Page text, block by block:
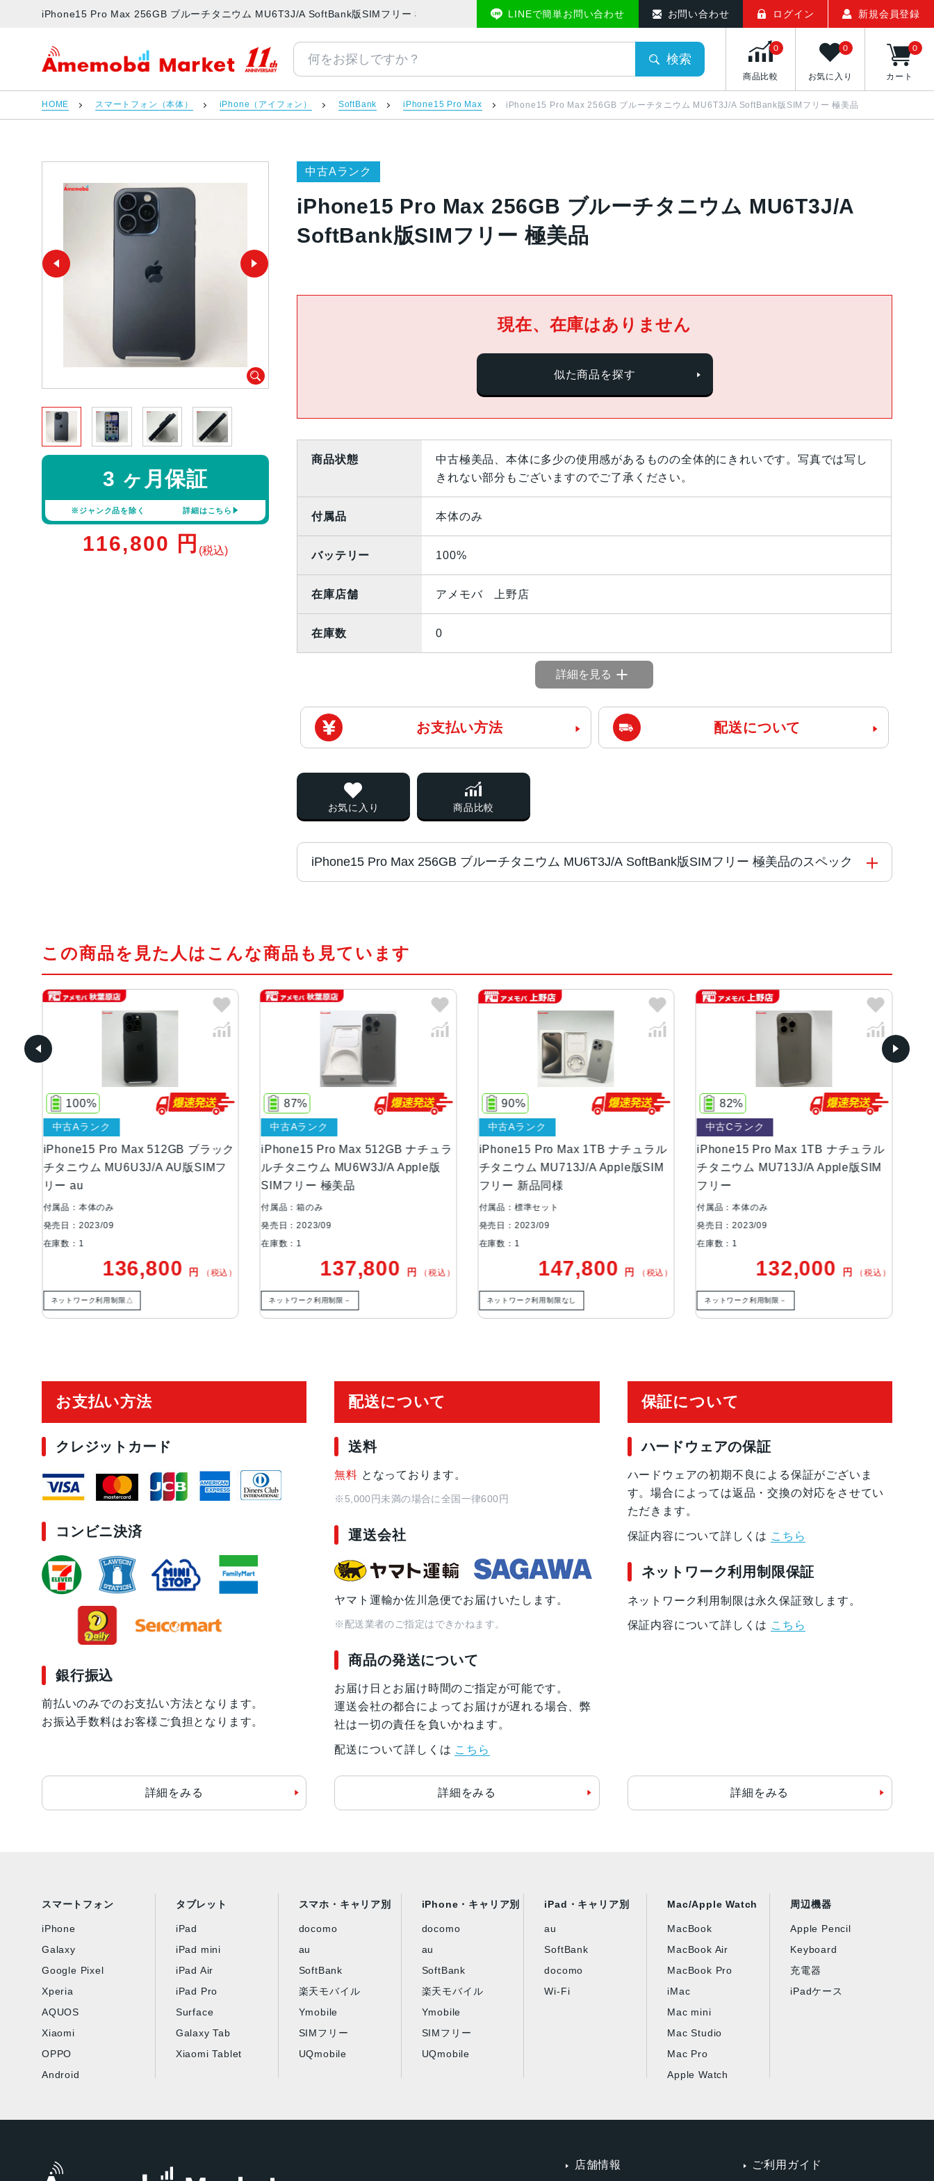
iPhone15 Pro Max 256GB ブルーチタニウム MU6T3J/A SoftBank版SIMフリー 極美品 | 中古スマホ販売のアメモバマーケット
LINEで簡単お問い合わせ お問い合わせ ログイン 新規会員登録
アメモバマーケット
検索
商品比較
0
お気に入り
0
カート
0
HOME スマートフォン（本体） iPhone（アイフォン） SoftBank iPhone15 Pro Max iPhone15 Pro Max 256GB ブルーチタニウム MU6T3J/A SoftBank版SIMフリー 極美品
中古Aランク
iPhone15 Pro Max 256GB ブルーチタニウム MU6T3J/A
SoftBank版SIMフリー 極美品
3 ヶ月保証
※ジャンク品を除く 詳細はこちら
116,800 円 (税込)
現在、在庫はありません
似た商品を探す
商品状態
中古極美品、本体に多少の使用感があるものの全体的にきれいです。写真では写し
きれない部分もございますのでご了承ください。
付属品 本体のみ
バッテリー 100%
在庫店舗 アメモバ 上野店
在庫数 0
詳細を見る
お支払い方法 配送について
お気に入り 商品比較
iPhone15 Pro Max 256GB ブルーチタニウム MU6T3J/A SoftBank版SIMフリー 極美品のスペック
カラー
ブラックチタニウム、ホワイトチタニウム、ブルーチタニウム、ナチュラルチタニ
ウム
容量 256GB512GB1TB
サイズ・重さ 159.9 ×76.7 ×8.25mm ・221g
6.7インチ（対角）オールスクリーンOLEDディスプレイ
防沫性能、耐水性
能、防塵性能
IEC規格60529にもとづくIP68等級（最大水深6メートルで最大30分間）
カメラ
48MPメイン：24mm、ƒ/1.78絞り値、第2世代のセンサーシフト光学式手ぶれ補
正、100% Focus Pixels、超高解像度の写真（24MPと48MP）に対応12MP超広
角：13mm、ƒ/2.2絞り値と120°視野角、100% Focus Pixels12MPの2倍望遠（クア
光学式手ぶれ補正、100% Focus Pixels12MPの5倍望遠：120mm、ƒ/2.8絞り値、3
Dセンサーシフト光学式手ぶれ補正とオートフォーカス、テトラプリズムのデザイン
5倍の光学ズームイン、2倍の光学ズームアウト、10倍の光学ズームレンジ最大25倍
生体認証 TrueDepthカメラによる顔認識の有効化
この商品を見た人はこんな商品も見ています
Pro Max 512GB ブラック
MU6U3J/A AU版SIMフ
円 （税込）
iPhone15 Pro Max 512GB ナチュラ
ルチタニウム MU6W3J/A Apple版
SIMフリー 極美品
87%
137,800 円 （税込）
iPhone15 Pro Max 1TB ナチュラル
チタニウム MU713J/A Apple版SIM
90%
147,800 円 （税込）
ネットワーク利用制限なし
iPhone15 Pro Max 1TB ナチュラル
チタニウム MU713J/A Apple版SIM
82%
132,000 円 （税込）
iPhone15 Pro Max
タニウム MU6T3J/
85%
お支払い方法
クレジットカード
コンビニ決済
銀行振込
前払いのみでのお支払い方法となります。
お振込手数料はお客様ご負担となります。
詳細をみる
配送について
送料
無料 となっております。
※5,000円未満の場合に全国一律600円
運送会社
ヤマト運輸か佐川急便でお届けいたします。
※配送業者のご指定はできかねます。
商品の発送について
お届け日とお届け時間のご指定が可能です。
運送会社の都合によってお届けが遅れる場合、弊
社は一切の責任を負いかねます。
配送について詳しくは こちら
詳細をみる
保証について
ハードウェアの保証
ハードウェアの初期不良による保証がございま
す。場合によっては返品・交換の対応をさせてい
ただきます。
保証内容について詳しくは こちら
ネットワーク利用制限保証
ネットワーク利用制限は永久保証致します。
保証内容について詳しくは こちら
詳細をみる
スマートフォン
iPhone
Galaxy
Google Pixel
Xperia
AQUOS
Xiaomi
OPPO
Android
タブレット
iPad
iPad mini
iPad Air
iPad Pro
Surface
Galaxy Tab
Xiaomi Tablet
スマホ・キャリア別
docomo
au
SoftBank
楽天モバイル
Ymobile
SIMフリー
UQmobile
iPhone・キャリア別
docomo
au
SoftBank
楽天モバイル
Ymobile
SIMフリー
UQmobile
iPad・キャリア別
au
SoftBank
docomo
Wi-Fi
Mac/Apple Watch
MacBook
MacBook Air
MacBook Pro
iMac
Mac mini
Mac Studio
Mac Pro
Apple Watch
周辺機器
Apple Pencil
Keyboard
充電器
iPadケース
店舗情報 ご利用ガイド